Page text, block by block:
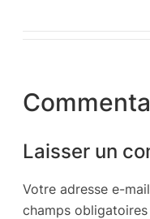
Laisser un
Votre adresse e-
champs